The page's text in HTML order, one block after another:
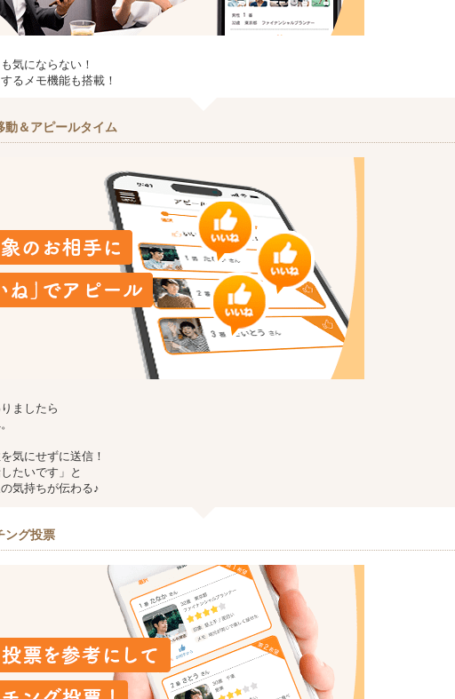
気にならない！
るメモ機能も搭載！
動＆アピールタイム
ましたら
気にせずに送信！
たいです」と
気持ちが伝わる♪
ング投票